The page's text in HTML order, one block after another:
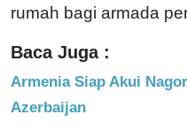
rumah bagi armada
Baca Juga :
Armenia Siap Akui
Azerbaijan